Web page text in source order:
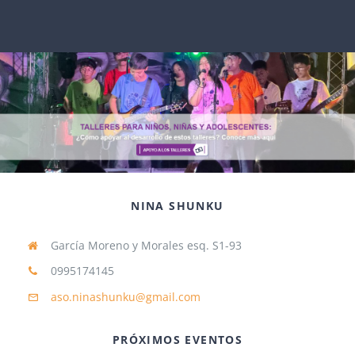
NINA SHUNKU
García Moreno y Morales esq. S1-93
0995174145
aso.ninashunku@gmail.com
PRÓXIMOS EVENTOS